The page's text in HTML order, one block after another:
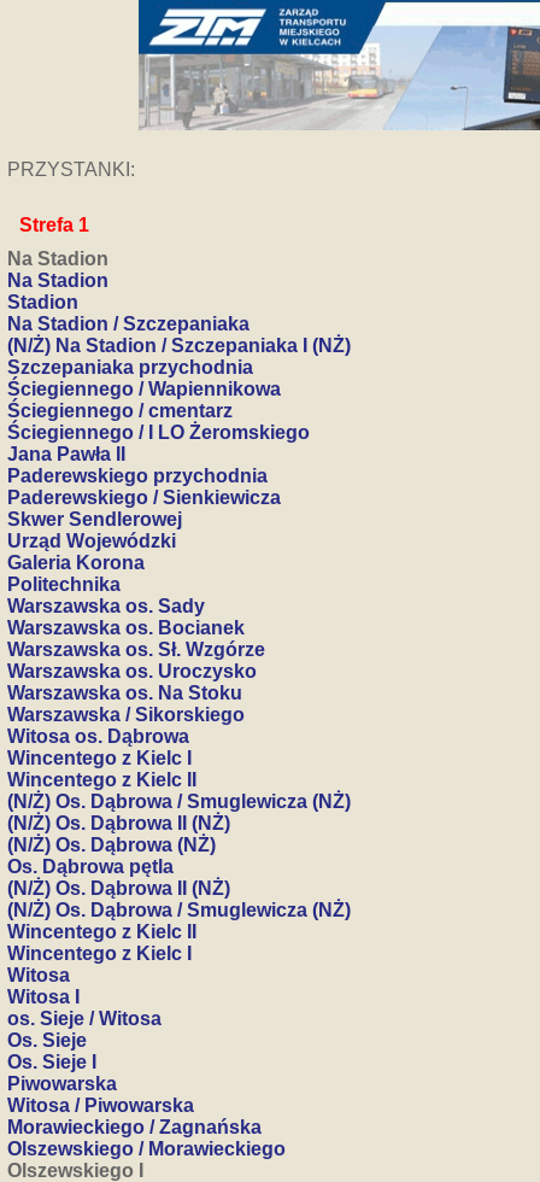
PRZYSTANKI:
Strefa 1
Na Stadion
Na Stadion
Stadion
Na Stadion / Szczepaniaka
(N/Ż) Na Stadion / Szczepaniaka I (NŻ)
Szczepaniaka przychodnia
Ściegiennego / Wapiennikowa
Ściegiennego / cmentarz
Ściegiennego / I LO Żeromskiego
Jana Pawła II
Paderewskiego przychodnia
Paderewskiego / Sienkiewicza
Skwer Sendlerowej
Urząd Wojewódzki
Galeria Korona
Politechnika
Warszawska os. Sady
Warszawska os. Bocianek
Warszawska os. Sł. Wzgórze
Warszawska os. Uroczysko
Warszawska os. Na Stoku
Warszawska / Sikorskiego
Witosa os. Dąbrowa
Wincentego z Kielc I
Wincentego z Kielc II
(N/Ż) Os. Dąbrowa / Smuglewicza (NŻ)
(N/Ż) Os. Dąbrowa II (NŻ)
(N/Ż) Os. Dąbrowa (NŻ)
Os. Dąbrowa pętla
(N/Ż) Os. Dąbrowa II (NŻ)
(N/Ż) Os. Dąbrowa / Smuglewicza (NŻ)
Wincentego z Kielc II
Wincentego z Kielc I
Witosa
Witosa I
os. Sieje / Witosa
Os. Sieje
Os. Sieje I
Piwowarska
Witosa / Piwowarska
Morawieckiego / Zagnańska
Olszewskiego / Morawieckiego
Olszewskiego I